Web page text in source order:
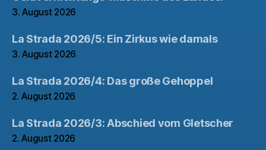
3. August 2026
La Strada 2026/5: Ein Zirkus wie damals
3. August 2026
La Strada 2026/4: Das große Gehoppel
2. August 2026
La Strada 2026/3: Abschied vom Gletscher
2. August 2026